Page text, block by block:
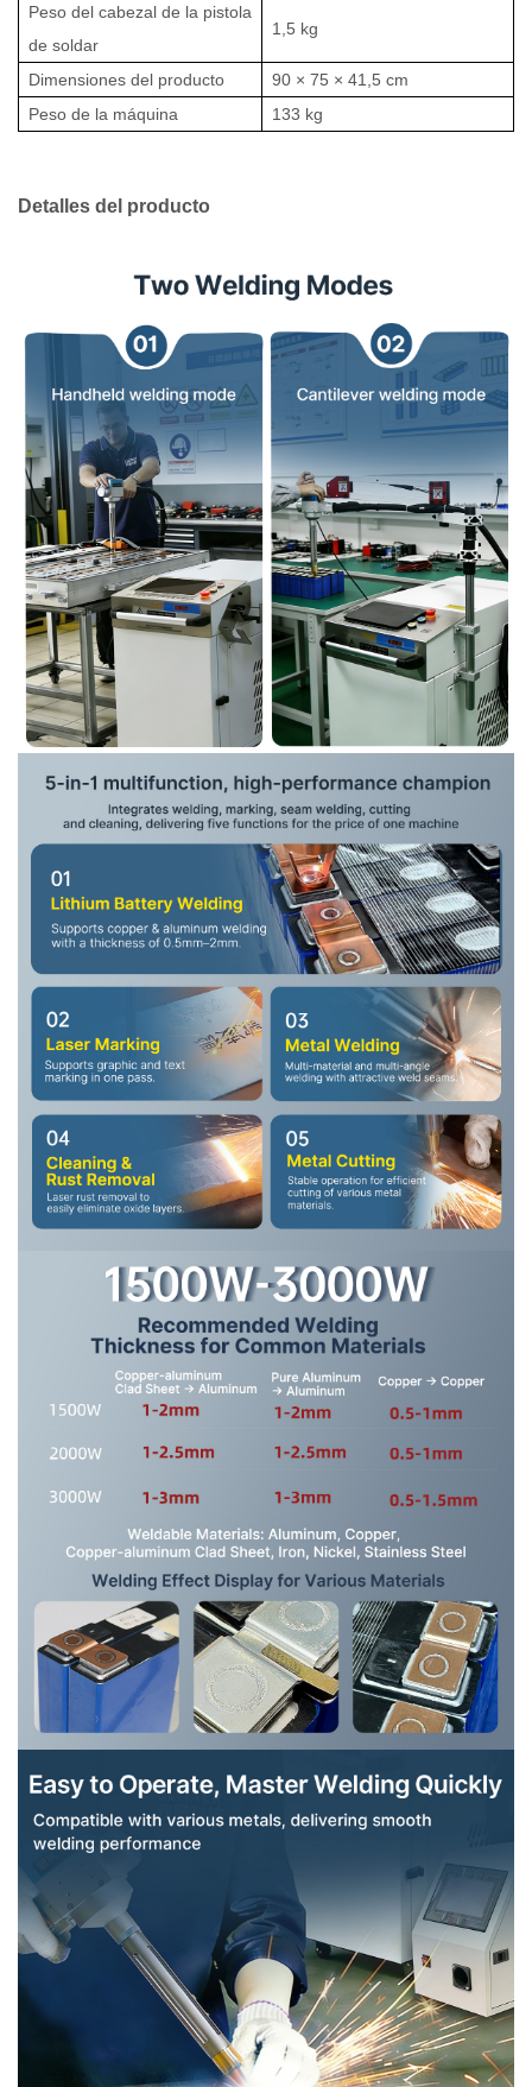
Peso del cabezal de la pistola
de soldar
1,5 kg
Dimensiones del producto
90 × 75 × 41,5 cm
Peso de la máquina
133 kg
Detalles del producto